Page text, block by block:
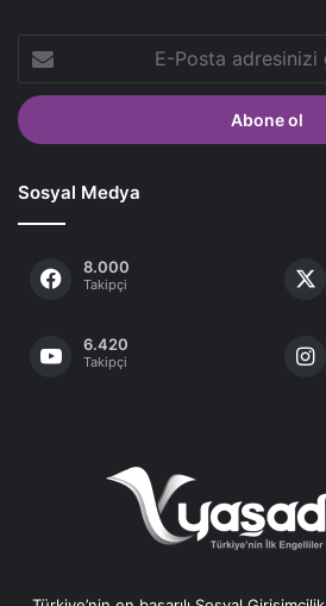
Posta
adresinizi
giriniz
Sosyal Medya
8.000
Takipçi
6.420
Takipçi